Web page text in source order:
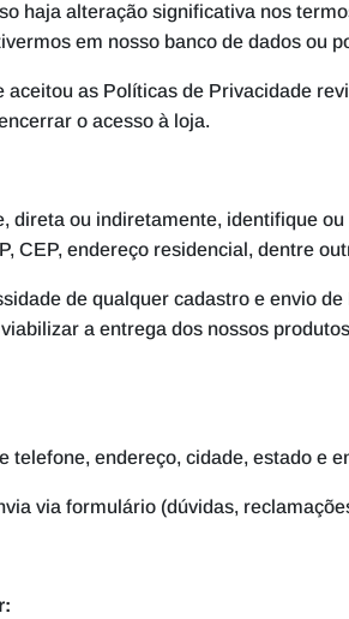
haja alteração significativa nos
em nosso banco de dados ou
as Políticas de Privacidade
o acesso à loja.
direta ou indiretamente, identifique
CEP, endereço residencial, dentre
de qualquer cadastro e envio
a entrega dos nossos
telefone, endereço, cidade, estado e
via formulário (dúvidas,